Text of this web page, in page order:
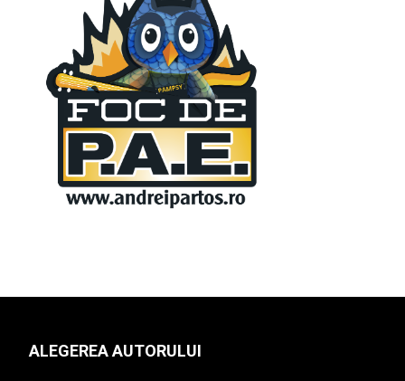
ALEGEREA AUTORULUI